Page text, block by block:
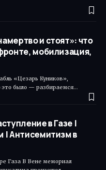
и стоят»: что
мобилизация,
«Цезарь Куников»,
это было — разбираемся…
в Газе |
| Антисемитизм в
Газа В Вене мемориал